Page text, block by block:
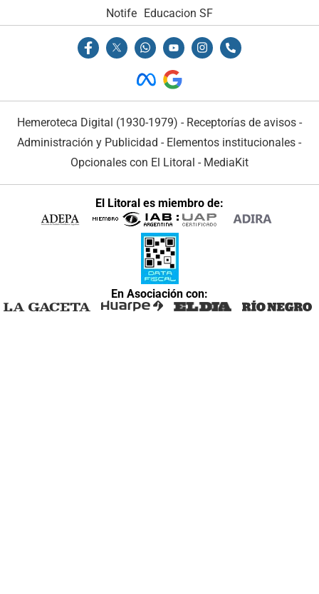
Notife Educacion SF
Hemeroteca Digital (1930-1979) - Receptorías de avisos -
Administración y Publicidad - Elementos institucionales -
Opcionales con El Litoral - MediaKit
El Litoral es miembro de:
En Asociación con: